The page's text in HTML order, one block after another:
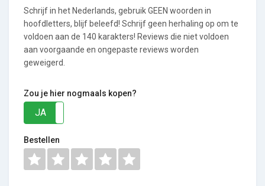
Schrijf in het Nederlands, gebruik GEEN woorden in
hoofdletters, blijf beleefd! Schrijf geen herhaling op om te
voldoen aan de 140 karakters! Reviews die niet voldoen
aan voorgaande en ongepaste reviews worden
geweigerd.
Zou je hier nogmaals kopen?
JA
Bestellen